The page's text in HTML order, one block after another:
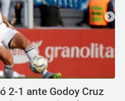
2-1 ante Godoy Cruz